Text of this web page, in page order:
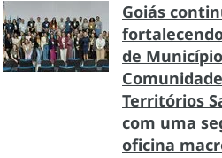
Goiás
de
Territórios
com uma
oficina